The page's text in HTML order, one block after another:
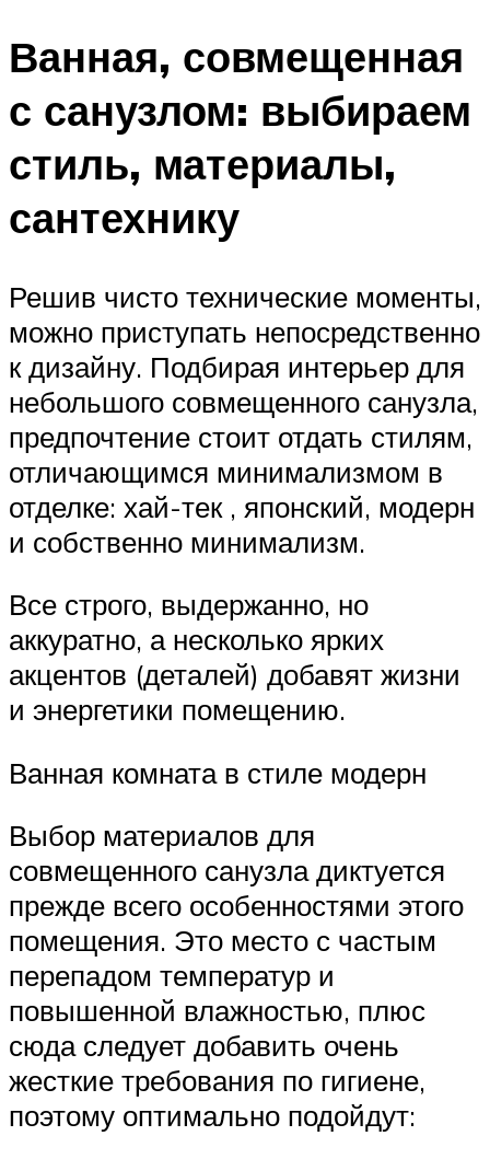
Ванная, совмещенная
с санузлом: выбираем
стиль, материалы,
сантехнику
Решив чисто технические моменты,
можно приступать непосредственно
к дизайну. Подбирая интерьер для
небольшого совмещенного санузла,
предпочтение стоит отдать стилям,
отличающимся минимализмом в
отделке: хай-тек , японский, модерн
и собственно минимализм.
Все строго, выдержанно, но
аккуратно, а несколько ярких
акцентов (деталей) добавят жизни
и энергетики помещению.
Ванная комната в стиле модерн
Выбор материалов для
совмещенного санузла диктуется
прежде всего особенностями этого
помещения. Это место с частым
перепадом температур и
повышенной влажностью, плюс
сюда следует добавить очень
жесткие требования по гигиене,
поэтому оптимально подойдут: